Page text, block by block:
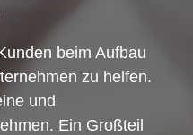
beim Aufbau
zu helfen.
und
Ein Großteil